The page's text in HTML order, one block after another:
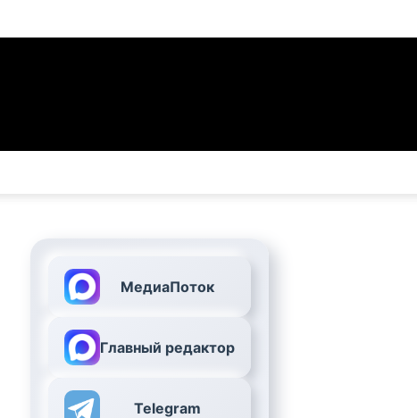
МедиаПоток
Главный редактор
Telegram